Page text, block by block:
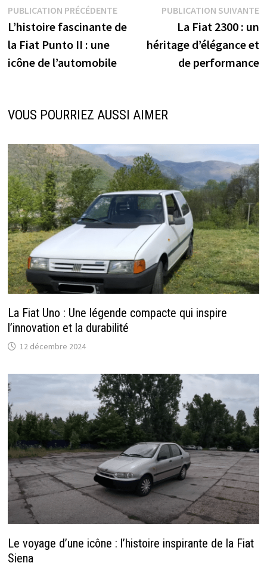
Navigation
de
l’article
PUBLICATION PRÉCÉDENTEPublication
précédente :
L’histoire fascinante de
la Fiat Punto II : une
icône de l’automobile
PUBLICATION SUIVANTE
La Fiat 2300 : un
héritage d’élégance et
de performance
VOUS POURRIEZ AUSSI AIMER
La Fiat Uno : Une légende compacte qui inspire
l’innovation et la durabilité
12 décembre 2024
Le voyage d’une icône : l’histoire inspirante de la Fiat
Siena